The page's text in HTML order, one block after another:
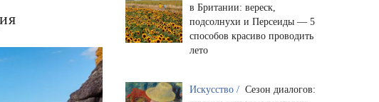
в Британии: вереск,
подсолнухи и Персеиды — 5
способов красиво проводить
лето
Искусство / Сезон диалогов: